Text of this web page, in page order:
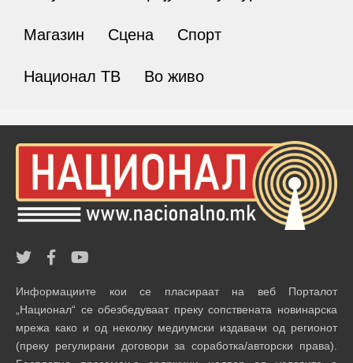
Магазин Сцена Спорт
Национал ТВ Во живо
Информациите кои се пласираат на веб Порталот
„Национал“ се обезбедуваат преку сопствената новинарска
мрежа како и од неколку медиумски издавачи од регионот
(преку регулирани договори за соработка/авторски права).